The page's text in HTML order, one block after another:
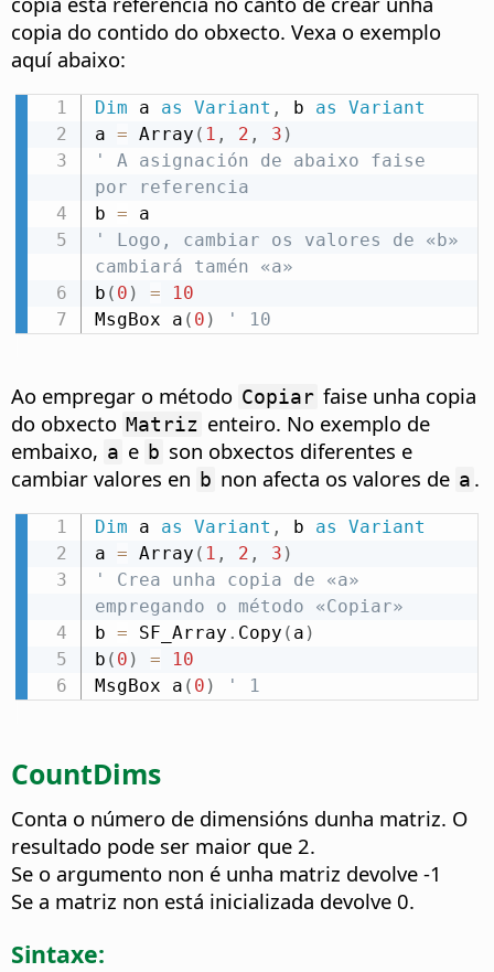
copia do contido do obxecto. Vexa o exemplo
aquí abaixo:
Dim a as Variant , b as
Variant
a = Array ( 1 , 2 , 3 )
' A asignación de abaixo faise
por referencia
b =
' Logo, cambiar os valores de «b»
cambiará tamén «a»
b ( 0 ) =
10
MsgBox a ( 0 ) ' 10
Ao empregar o método Copiar faise unha copia
do obxecto Matriz enteiro. No exemplo de
embaixo, a e b son obxectos diferentes e
cambiar valores en b non afecta os valores de a .
Dim a as Variant , b as
Variant
a = Array ( 1 , 2 , 3 )
' Crea unha copia de «a»
empregando o método «Copiar»
b = SF_Array . Copy ( a )
b ( 0 ) =
10
MsgBox a ( 0 ) ' 1
CountDims
Conta o número de dimensións dunha matriz. O
resultado pode ser maior que 2.
Se o argumento non é unha matriz devolve -1
Se a matriz non está inicializada devolve 0.
Sintaxe: